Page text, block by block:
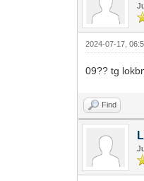
2024-07-17,
09?? tg
Find